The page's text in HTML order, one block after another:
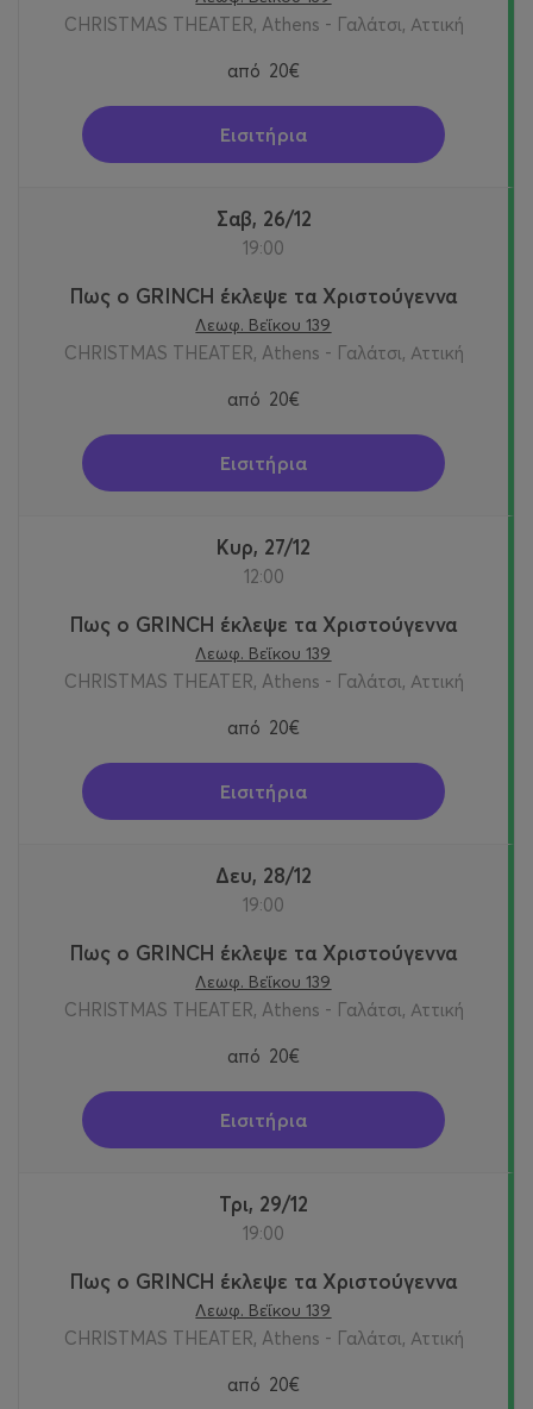
CHRISTMAS THEATER, Athens - Γαλάτσι, Αττική
από 20€
Εισιτήρια
Σαβ, 26/12
19:00
Πως ο GRINCH έκλεψε τα Χριστούγεννα
Λεωφ. Βεΐκου 139
CHRISTMAS THEATER, Athens - Γαλάτσι, Αττική
από 20€
Εισιτήρια
Κυρ, 27/12
12:00
Πως ο GRINCH έκλεψε τα Χριστούγεννα
Λεωφ. Βεΐκου 139
CHRISTMAS THEATER, Athens - Γαλάτσι, Αττική
από 20€
Εισιτήρια
Δευ, 28/12
19:00
Πως ο GRINCH έκλεψε τα Χριστούγεννα
Λεωφ. Βεΐκου 139
CHRISTMAS THEATER, Athens - Γαλάτσι, Αττική
από 20€
Εισιτήρια
Τρι, 29/12
19:00
Πως ο GRINCH έκλεψε τα Χριστούγεννα
Λεωφ. Βεΐκου 139
CHRISTMAS THEATER, Athens - Γαλάτσι, Αττική
από 20€